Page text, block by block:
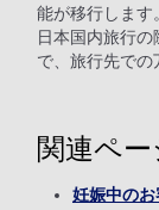
能が移行します。
日本国内旅行
で、旅行先での
関連ペー
妊娠中のお